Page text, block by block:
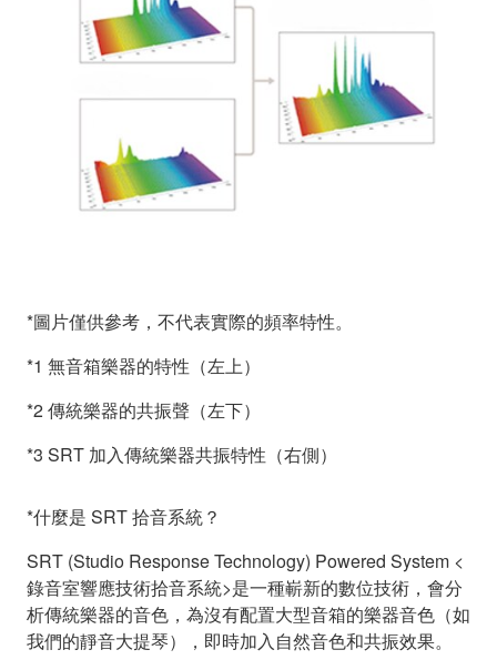
*圖片僅供參考，不代表實際的頻率特性。
*1 無音箱樂器的特性（左上）
*2 傳統樂器的共振聲（左下）
*3 SRT 加入傳統樂器共振特性（右側）
*什麼是 SRT 拾音系統？
SRT (Studio Response Technology) Powered System <
錄音室響應技術拾音系統>是一種嶄新的數位技術，會分
析傳統樂器的音色，為沒有配置大型音箱的樂器音色（如
我們的靜音大提琴），即時加入自然音色和共振效果。